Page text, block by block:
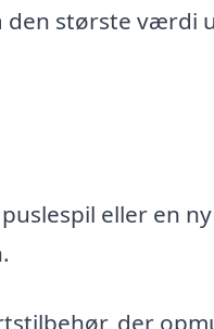
største værdi
eller en
der